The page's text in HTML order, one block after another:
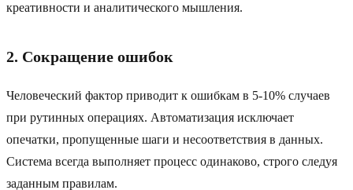
креативности и аналитического мышления.
2. Сокращение ошибок
Человеческий фактор приводит к ошибкам в 5-10% случаев
при рутинных операциях. Автоматизация исключает
опечатки, пропущенные шаги и несоответствия в данных.
Система всегда выполняет процесс одинаково, строго следуя
заданным правилам.